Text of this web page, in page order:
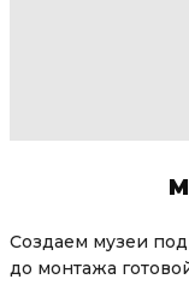
Создаем музеи
до монтажа